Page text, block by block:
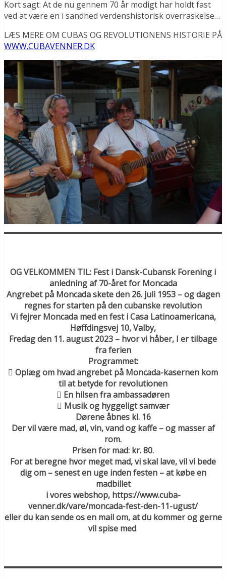
Kort sagt: At de nu gennem 70 år modigt har holdt fast
ved at være en i sandhed verdenshistorisk overraskelse…
LÆS MERE OM CUBAS OG REVOLUTIONENS HISTORIE PÅ
WWW.CUBAVENNER.DK
OG VELKOMMEN TIL: Fest i Dansk-Cubansk Forening i
anledning af 70-året for Moncada
Angrebet på Moncada skete den 26. juli 1953 – og dagen
regnes for starten på den cubanske revolution
Vi fejrer Moncada med en fest i Casa Latinoamericana,
Høffdingsvej 10, Valby,
Fredag den 11. august 2023 – hvor vi håber, I er tilbage
fra ferien
Programmet:
 Oplæg om hvad angrebet på Moncada-kasernen kom
til at betyde for revolutionen
 En hilsen fra ambassadøren
 Musik og hyggeligt samvær
Dørene åbnes kl. 16
Der vil være mad, øl, vin, vand og kaffe – og masser af
rom.
Prisen for mad: kr. 80.
For at beregne hvor meget mad, vi skal lave, vil vi bede
dig om – senest en uge inden festen – at købe en
madbillet
i vores webshop, https://www.cuba-
venner.dk/vare/moncada-fest-den-11-ugust/
eller du kan sende os en mail om, at du kommer og gerne
vil spise med.